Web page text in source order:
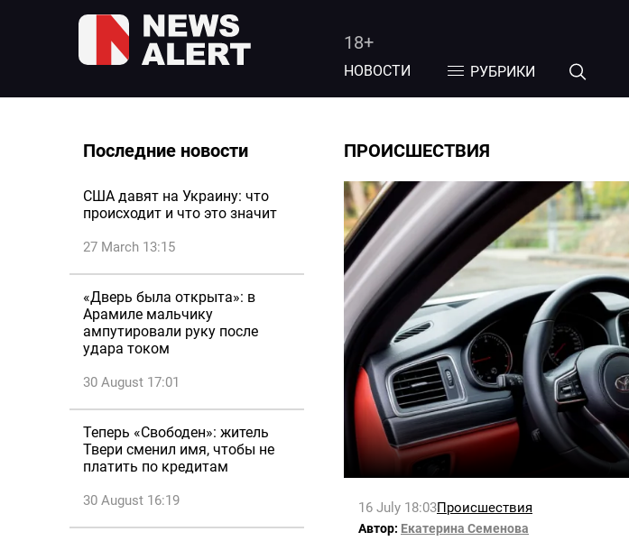
18+
НОВОСТИ РУБРИКИ
Последние новости
США давят на Украину: что
происходит и что это значит
27 March 13:15
«Дверь была открыта»: в
Арамиле мальчику
ампутировали руку после
удара током
30 August 17:01
Теперь «Свободен»: житель
Твери сменил имя, чтобы не
платить по кредитам
30 August 16:19
ПРОИСШЕСТВИЯ
16 July 18:03Происшествия
Автор: Екатерина Семенова